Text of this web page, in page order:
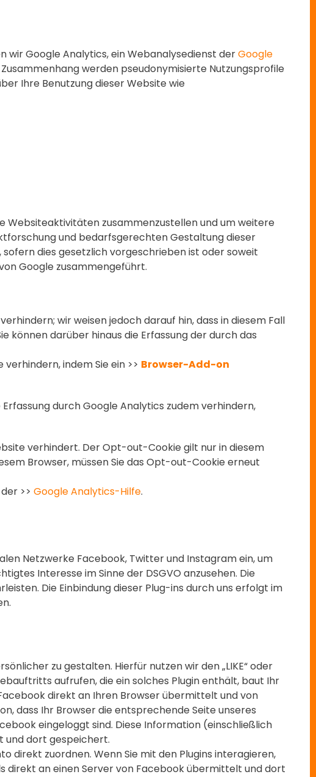
Google Analytics, ein Webanalysedienst derGoogle
Zusammenhang werden pseudonymisierte Nutzungsprofile
Ihre Benutzung dieser Website wie
Websiteaktivitäten zusammenzustellen und um weitere
und bedarfsgerechten Gestaltung dieser
dies gesetzlich vorgeschrieben ist oder soweit
Google zusammengeführt.
wir weisen jedoch darauf hin, dass in diesem Fall
können darüber hinaus die Erfassung der durch das
indem Sie ein >> Browser-Add-on
durch Google Analytics zudem verhindern,
verhindert. Der Opt-out-Cookie gilt nur in diesem
Browser, müssen Sie das Opt-out-Cookie erneut
>> Google Analytics-Hilfe.
Netzwerke Facebook, Twitter und Instagram ein, um
Interesse im Sinne der DSGVO anzusehen. Die
Die Einbindung dieser Plug-ins durch uns erfolgt im
zu gestalten. Hierfür nutzen wir den „LIKE“ oder
aufrufen, die ein solches Plugin enthält, baut Ihr
direkt an Ihren Browser übermittelt und von
dass Ihr Browser die entsprechende Seite unseres
eingeloggt sind. Diese Information (einschließlich
und dort gespeichert.
direkt zuordnen. Wenn Sie mit den Plugins interagieren,
direkt an einen Server von Facebook übermittelt und dort